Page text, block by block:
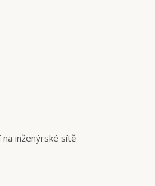
na inženýrské sítě